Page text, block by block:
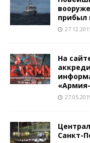
прибыл
На
Санкт-